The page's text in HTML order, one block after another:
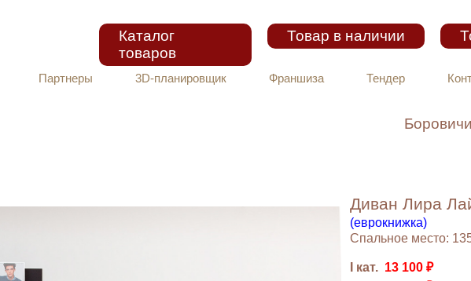
Каталог
товаров
Товар в наличии
Партнеры 3D-планировщик Франшиза Тендер
Диван Лира
(еврокнижка)
Спальное место:
I кат. 13 100 ₽